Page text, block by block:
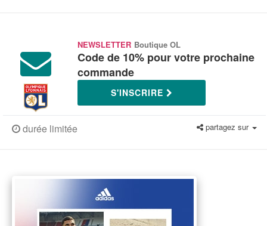
NEWSLETTER Boutique OL
Code de 10% pour votre prochaine
commande
S'INSCRIRE
durée limitée partagez sur